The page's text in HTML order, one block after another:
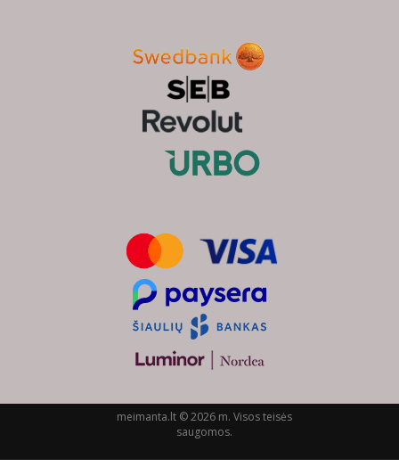
meimanta.lt © 2026 m. Visos teisės
saugomos.